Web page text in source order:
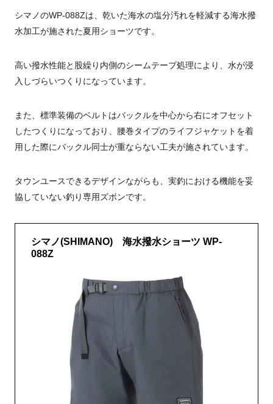
シマノのWP-088Zは、乾いた海水の塩分汚れを軽減する海水撥
水加工が施された夏用ショーツです。
高い撥水性能と股繰り内側のシームテープ処理により、水が浸
入しづらいつくりになっています。
また、標準装備のベルトはバックルを中心から右にオフセット
したつくりになっており、腰巻タイプのライフジャケットを着
用した際にバックル同士が重ならない工夫が施されています。
タウンユースできるデザインながらも、実釣における機能を妥
協していない釣り専用ズボンです。
シマノ(SHIMANO) 海水撥水ショーツ WP-
088Z